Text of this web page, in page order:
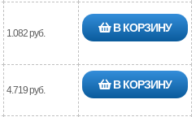
1.082 руб. В КОРЗИНУ
4.719 руб. В КОРЗИНУ